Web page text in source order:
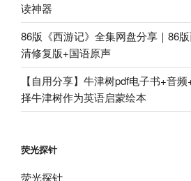
读神器
86版《西游记》全集网盘分享｜86
清修复版+国语原声
【自用分享】牛津树pdf电子书+音
择牛津树作为英语启蒙绘本
荧光探针
荧光探针